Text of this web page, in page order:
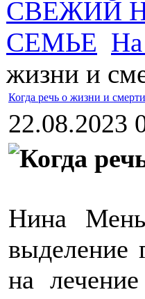
СВЕЖИЙ
СЕМЬЕ На
жизни и
Когда речь о жизни и
22.08.2023
Нина
выделение
на